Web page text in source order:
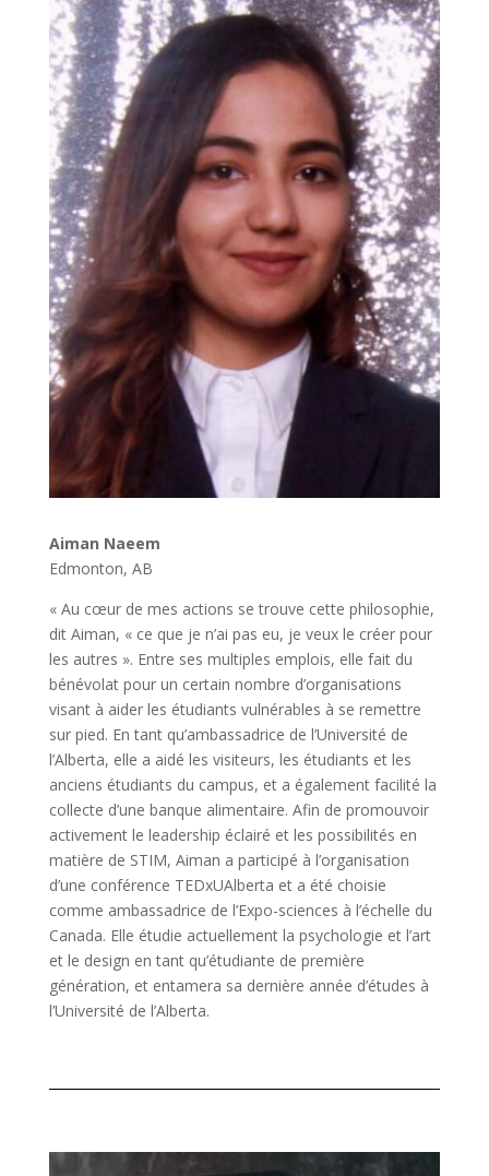
Aiman Naeem
Edmonton, AB
« Au cœur de mes actions se trouve cette philosophie,
dit Aiman, « ce que je n’ai pas eu, je veux le créer pour
les autres ». Entre ses multiples emplois, elle fait du
bénévolat pour un certain nombre d’organisations
visant à aider les étudiants vulnérables à se remettre
sur pied. En tant qu’ambassadrice de l’Université de
l’Alberta, elle a aidé les visiteurs, les étudiants et les
anciens étudiants du campus, et a également facilité la
collecte d’une banque alimentaire. Afin de promouvoir
activement le leadership éclairé et les possibilités en
matière de STIM, Aiman a participé à l’organisation
d’une conférence TEDxUAlberta et a été choisie
comme ambassadrice de l’Expo-sciences à l’échelle du
Canada. Elle étudie actuellement la psychologie et l’art
et le design en tant qu’étudiante de première
génération, et entamera sa dernière année d’études à
l’Université de l’Alberta.